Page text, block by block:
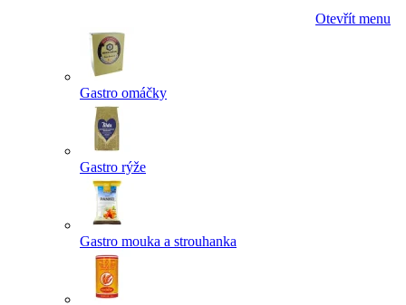
Otevřít menu
Gastro omáčky
Gastro rýže
Gastro mouka a strouhanka